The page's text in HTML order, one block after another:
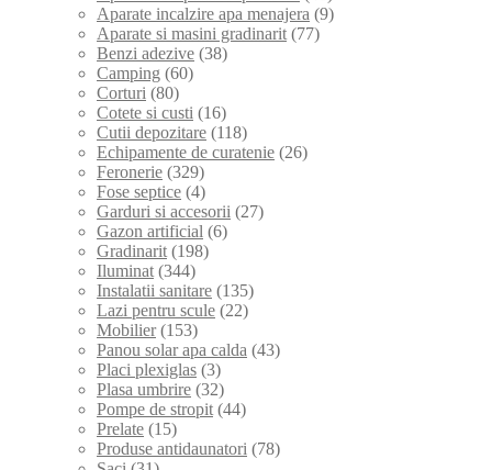
Aparate incalzire apa menajera (9)
Aparate si masini gradinarit (77)
Benzi adezive (38)
Camping (60)
Corturi (80)
Cotete si custi (16)
Cutii depozitare (118)
Echipamente de curatenie (26)
Feronerie (329)
Fose septice (4)
Garduri si accesorii (27)
Gazon artificial (6)
Gradinarit (198)
Iluminat (344)
Instalatii sanitare (135)
Lazi pentru scule (22)
Mobilier (153)
Panou solar apa calda (43)
Placi plexiglas (3)
Plasa umbrire (32)
Pompe de stropit (44)
Prelate (15)
Produse antidaunatori (78)